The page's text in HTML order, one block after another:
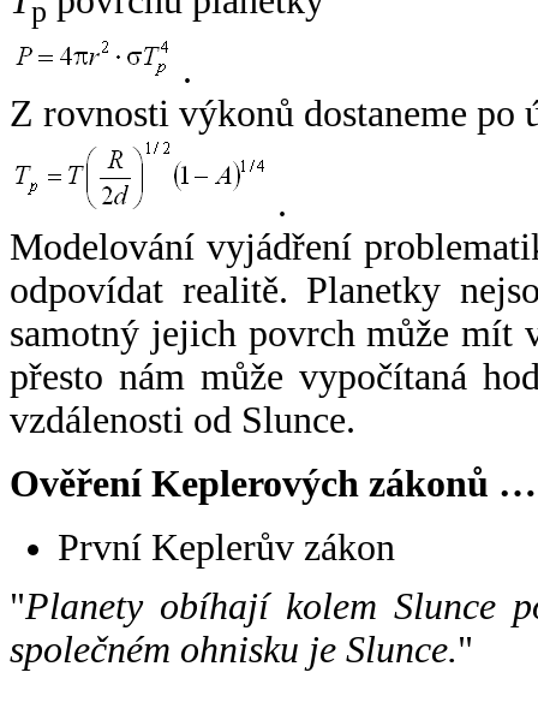
p
.
Z rovnosti výkonů dostaneme po
.
Modelování vyjádření
odpovídat realitě. Planetky
samotný jejich povrch může mít
přesto nám může vypočítaná
vzdálenosti od Slunce.
Ověření Keplerových zákonů …
První Keplerův zákon
"Planety obíhají kolem Slunce
společném ohnisku je Slunce."